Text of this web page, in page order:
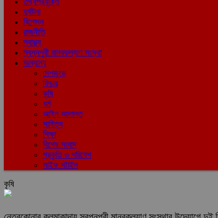
দুর্ঘটনা
বিনোদন
রাজনীতি
স্বাস্থ্য
স্বপ্নপুরী মানবকল্যাণ সংস্থা
অন্যান্য
দেশজুড়ে
ফিচার
কৃষি
ধর্ম
আইন আদালত
সাহিত্য
শিক্ষা
বিশেষ সংবাদ
প্রকৃতি ও পরিবেশ
লাইফ স্টাইল
কৃষি